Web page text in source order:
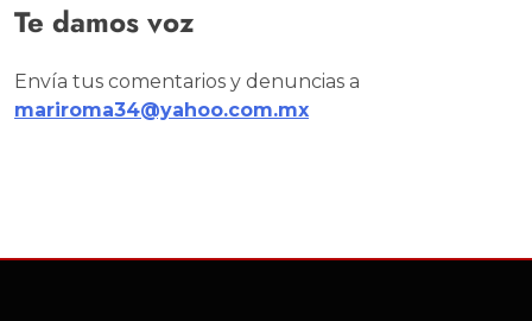
Te damos voz
Envía tus comentarios y denuncias a
mariroma34@yahoo.com.mx